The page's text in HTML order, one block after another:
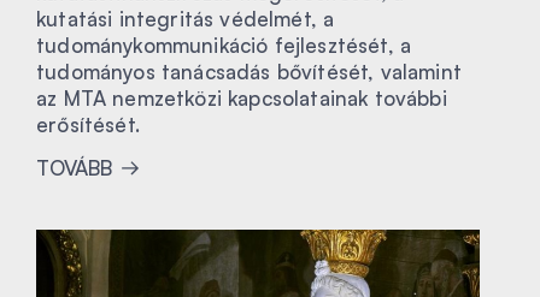
kutatási integritás védelmét, a
tudománykommunikáció fejlesztését, a
tudományos tanácsadás bővítését, valamint
az MTA nemzetközi kapcsolatainak további
erősítését.
TOVÁBB